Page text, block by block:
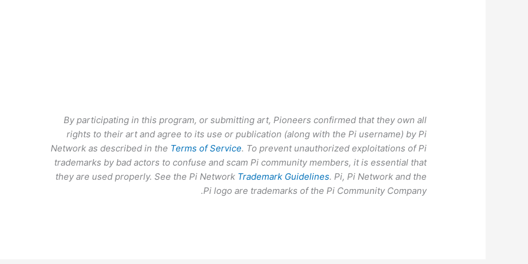
By participating in this program, or submitting art, Pioneers confirmed that they own all
rights to their art and agree to its use or publication (along with the Pi username) by Pi
Network as described in the Terms of Service. To prevent unauthorized exploitations of Pi
trademarks by bad actors to confuse and scam Pi community members, it is essential that
they are used properly. See the Pi Network Trademark Guidelines. Pi, Pi Network and the
Pi logo are trademarks of the Pi Community Company.